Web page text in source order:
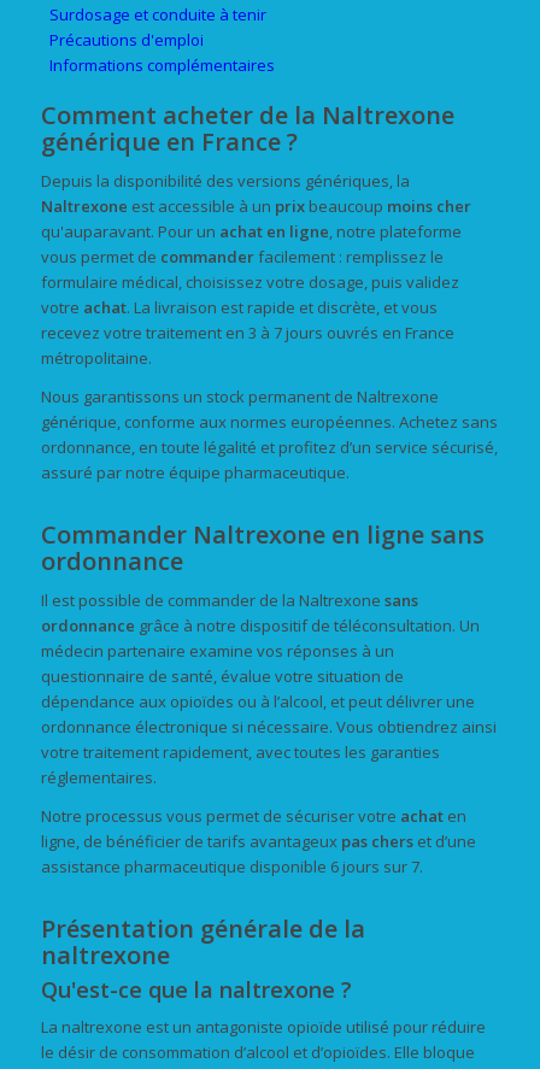
Surdosage et conduite à tenir
Précautions d'emploi
Informations complémentaires
Comment acheter de la Naltrexone
générique en France ?
Depuis la disponibilité des versions génériques, la
Naltrexone est accessible à un prixbeaucoup moins cher
qu'auparavant. Pour un achat en ligne, notre plateforme
vous permet de commanderfacilement : remplissez le
formulaire médical, choisissez votre dosage, puis validez
votre achat. La livraison est rapide et discrète, et vous
recevez votre traitement en 3 à 7 jours ouvrés en France
métropolitaine.
Nous garantissons un stock permanent de Naltrexone
générique, conforme aux normes européennes. Achetez sans
ordonnance, en toute légalité et profitez d’un service sécurisé,
assuré par notre équipe pharmaceutique.
Commander Naltrexone en ligne sans
ordonnance
Il est possible de commander de la Naltrexone sans
ordonnance grâce à notre dispositif de téléconsultation. Un
médecin partenaire examine vos réponses à un
questionnaire de santé, évalue votre situation de
dépendance aux opioïdes ou à l’alcool, et peut délivrer une
ordonnance électronique si nécessaire. Vous obtiendrez ainsi
votre traitement rapidement, avec toutes les garanties
réglementaires.
Notre processus vous permet de sécuriser votre achaten
ligne, de bénéficier de tarifs avantageux pas cherset d’une
assistance pharmaceutique disponible 6 jours sur 7.
Présentation générale de la
naltrexone
Qu'est-ce que la naltrexone ?
La naltrexone est un antagoniste opioïde utilisé pour réduire
le désir de consommation d’alcool et d’opioïdes. Elle bloque